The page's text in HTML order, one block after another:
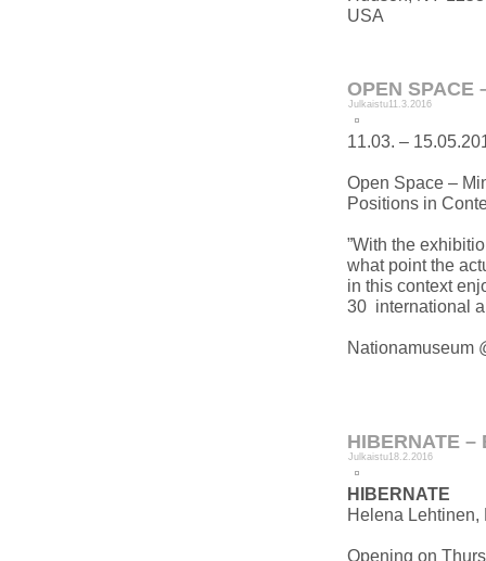
USA
OPEN SPACE
Julkaistu11.3.2016
11.03. –
Open Space –
Positions in
”With the
what point the
in this context
30 international
Nationamuseum
HIBERNATE –
Julkaistu18.2.2016
HIBERNATE
Helena Lehtinen,
Opening on